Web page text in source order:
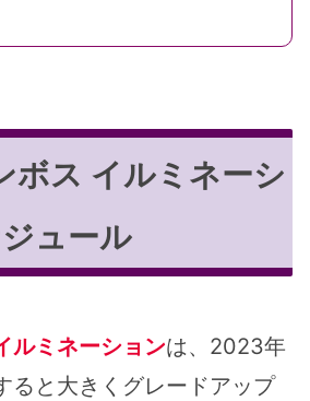
ボス イルミネーシ
ュール
ルミネーションは、2023年
ると大きくグレードアップ